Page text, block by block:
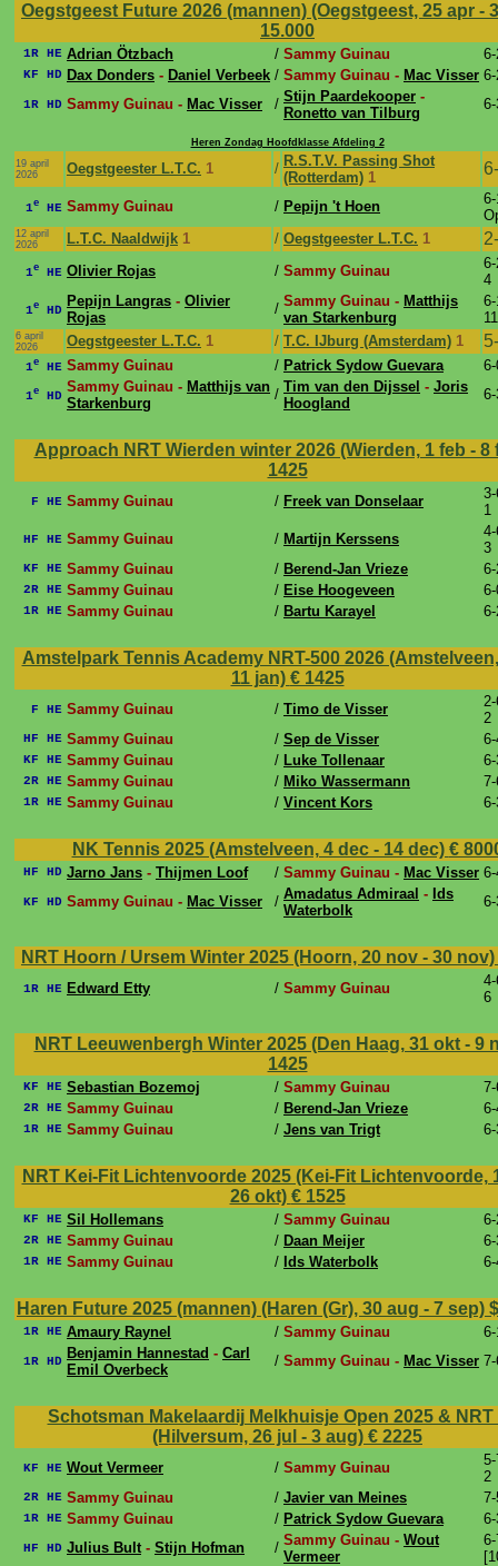
Oegstgeest Future 2026 (mannen) (Oegstgeest, 25 apr -
15.000
1R HE Adrian Ötzbach / Sammy Guinau
KF HD Dax Donders - Daniel Verbeek / Sammy Guinau - Mac Visser
1R HD Sammy Guinau - Mac Visser / Stijn Paardekooper -
Ronetto van Tilburg
Heren Zondag Hoofdklasse Afdeling 2
19 april
2026
Oegstgeester L.T.C. 1 / R.S.T.V. Passing Shot
(Rotterdam) 1
1e HE Sammy Guinau / Pepijn 't Hoen
12 april
2026
L.T.C. Naaldwijk 1 / Oegstgeester L.T.C. 1
1e HE Olivier Rojas / Sammy Guinau
4
1e HD
Pepijn Langras - Olivier
Rojas
/ Sammy Guinau - Matthijs
van Starkenburg
6 april
2026
Oegstgeester L.T.C. 1 / T.C. IJburg (Amsterdam) 1
1e HE Sammy Guinau / Patrick Sydow Guevara
1e HD
Sammy Guinau - Matthijs van
Starkenburg
/ Tim van den Dijssel - Joris
Hoogland
Approach NRT Wierden winter 2026 (Wierden, 1 feb - 8
1425
F HE Sammy Guinau / Freek van Donselaar
1
HF HE Sammy Guinau / Martijn Kerssens
3
KF HE Sammy Guinau / Berend-Jan Vrieze
2R HE Sammy Guinau / Eise Hoogeveen
1R HE Sammy Guinau / Bartu Karayel
Amstelpark Tennis Academy NRT-500 2026
11 jan) € 1425
F HE Sammy Guinau / Timo de Visser
2
HF HE Sammy Guinau / Sep de Visser
KF HE Sammy Guinau / Luke Tollenaar
2R HE Sammy Guinau / Miko Wassermann
1R HE Sammy Guinau / Vincent Kors
NK Tennis 2025 (Amstelveen, 4 dec - 14 dec) €
HF HD Jarno Jans - Thijmen Loof / Sammy Guinau - Mac Visser
KF HD Sammy Guinau - Mac Visser / Amadatus Admiraal - Ids
Waterbolk
NRT Hoorn / Ursem Winter 2025 (Hoorn, 20 nov - 30 nov)
1R HE Edward Etty / Sammy Guinau
6
NRT Leeuwenbergh Winter 2025 (Den Haag, 31 okt - 9
1425
KF HE Sebastian Bozemoj / Sammy Guinau
2R HE Sammy Guinau / Berend-Jan Vrieze
1R HE Sammy Guinau / Jens van Trigt
NRT Kei-Fit Lichtenvoorde 2025 (Kei-Fit Lichtenvoorde,
26 okt) € 1525
KF HE Sil Hollemans / Sammy Guinau
2R HE Sammy Guinau / Daan Meijer
1R HE Sammy Guinau / Ids Waterbolk
Haren Future 2025 (mannen) (Haren (Gr), 30 aug - 7 sep)
1R HE Amaury Raynel / Sammy Guinau
1R HD Benjamin Hannestad - Carl
Emil Overbeck
/ Sammy Guinau - Mac Visser
Schotsman Makelaardij Melkhuisje Open 2025 & NRT
(Hilversum, 26 jul - 3 aug) € 2225
KF HE Wout Vermeer / Sammy Guinau
2
2R HE Sammy Guinau / Javier van Meines
1R HE Sammy Guinau / Patrick Sydow Guevara
HF HD Julius Bult- Stijn Hofman / Sammy Guinau - Wout
Vermeer